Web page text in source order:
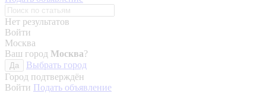
Нет результатов
Войти
Москва
Ваш город Москва?
Да
Выбрать город
Город подтверждён
Войти Подать объявление